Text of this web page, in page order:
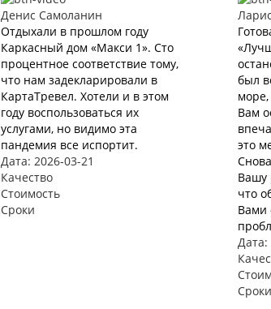
Денис Самоланин
Отдыхали в прошлом году
Каркасный дом «Макси 1». Сто
процентное соответствие тому,
что нам задекларировали в
КартаТревел. Хотели и в этом
году воспользоваться их
услугами, но видимо эта
пандемия все испортит.
Дата: 2026-03-21
Качество
Стоимость
Сроки
был
море,
Вам
это
Вашу
что
Вами
Дата:
Сроки